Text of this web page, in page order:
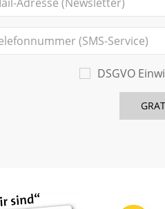
DSGVO